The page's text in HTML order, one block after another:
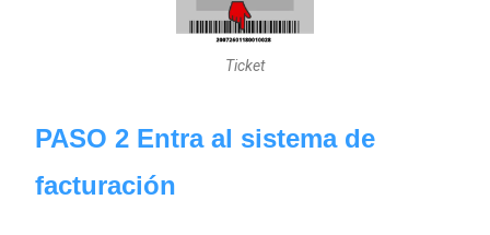
Ticket
PASO 2 Entra al sistema de
facturación